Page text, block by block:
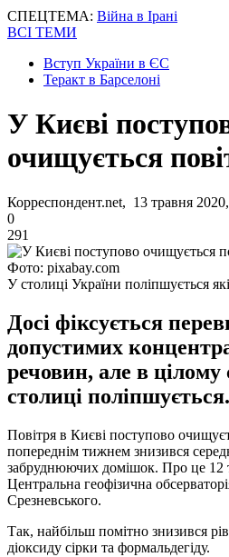
СПЕЦТЕМА: Війна в Ірані
ВСІ ТЕМИ
Вступ України в ЄС
Теракт в Барселоні
У Києві
очищується
Корреспондент.net, 13 травня
0
291
Фото: pixabay.com
У столиці України поліпшується
Досі фіксується
допустимих
речовин, але в цілому
столиці поліпшується.
Повітря в Києві поступово
попереднім тижнем знизився
забруднюючих домішок. Про це 12
Центральна геофізична
Срезневського.
Так, найбільш помітно знизився
діоксиду сірки та формальдегіду.